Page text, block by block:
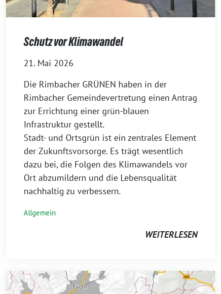
Schutz vor Klimawandel
21. Mai 2026
Die Rimbacher GRÜNEN haben in der
Rimbacher Gemeindevertretung einen Antrag
zur Errichtung einer grün-blauen
Infrastruktur gestellt.
Stadt- und Ortsgrün ist ein zentrales Element
der Zukunftsvorsorge. Es trägt wesentlich
dazu bei, die Folgen des Klimawandels vor
Ort abzumildern und die Lebensqualität
nachhaltig zu verbessern.
Allgemein
WEITERLESEN